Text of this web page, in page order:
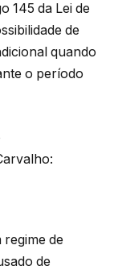
145 da Lei de
de
quando
o período
de
de